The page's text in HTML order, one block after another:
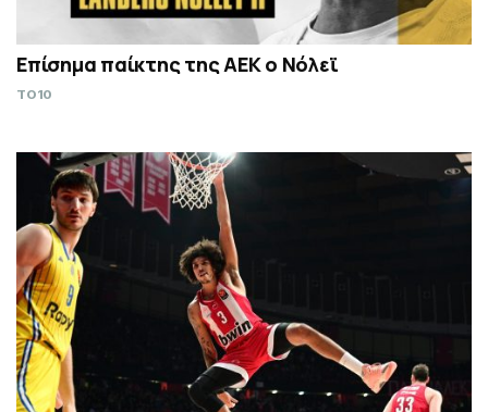
Επίσημα παίκτης της ΑΕΚ ο Νόλεϊ
TO10